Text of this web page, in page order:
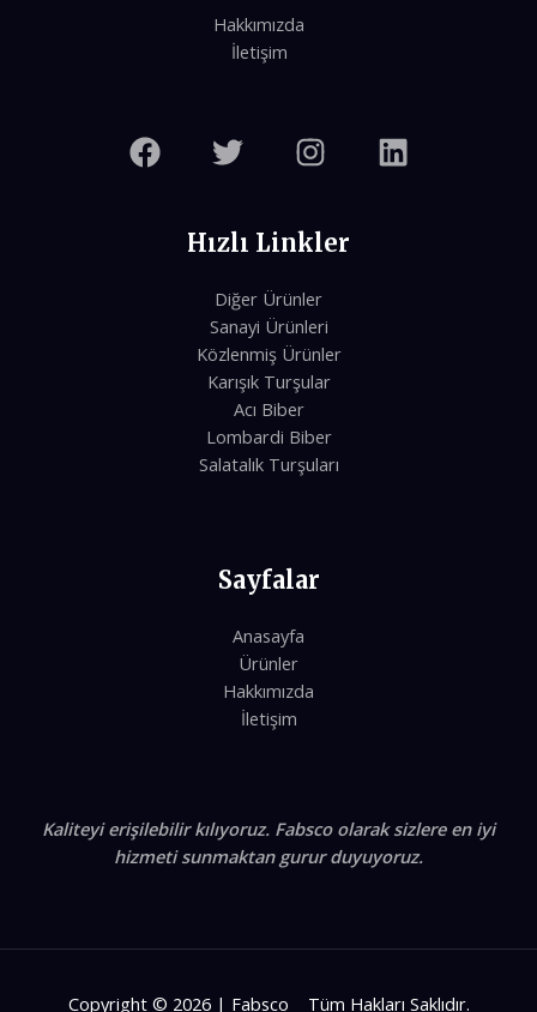
Hakkımızda
İletişim
Hızlı Linkler
Diğer Ürünler
Sanayi Ürünleri
Közlenmiş Ürünler
Karışık Turşular
Acı Biber
Lombardi Biber
Salatalık Turşuları
Sayfalar
Anasayfa
Ürünler
Hakkımızda
İletişim
Kaliteyi erişilebilir kılıyoruz. Fabsco olarak sizlere en iyi
hizmeti sunmaktan gurur duyuyoruz.
Copyright © 2026 | Fabsco Tüm Hakları Saklıdır.